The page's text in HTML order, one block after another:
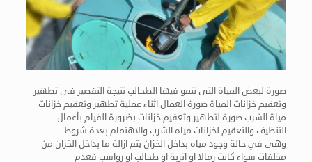
صورة لبعض المياة التى تنمو فيها الطحالب نتيجة التقصير فى تطهير
وتعقيم خزانات المياة صورة العمال اثناء عملية تطهير وتعقيم خزانات
مياة الشرب صورة لتطهير وتعقيم خزانات بضرورة القيام بأعمال
التنظيف والتعقيم لخزانات مياه الشرب والاهتمام بعدة شروط
وهى في حالة وجود مياه بداخل الخزان يتم ازالة ما بداخل الخزان من
مخلفات سواء كانت رمالا او اتربة او طحالب او رواسب فعدم